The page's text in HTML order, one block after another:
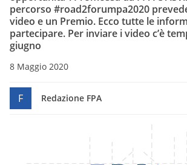
percorso #road2forumpa2020
video e un Premio. Ecco tutte le
partecipare. Per inviare i video c’è
giugno
8 Maggio 2020
F Redazione FPA